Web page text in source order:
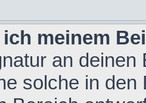
ich meinem
an
solche in den